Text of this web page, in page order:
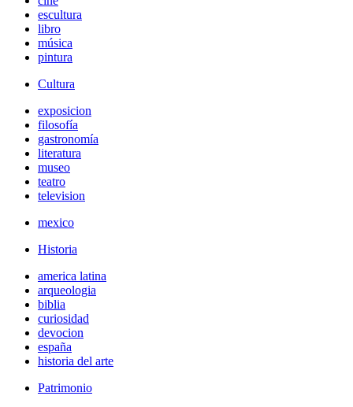
escultura
libro
música
pintura
Cultura
exposicion
filosofía
gastronomía
literatura
museo
teatro
television
mexico
Historia
america latina
arqueologia
biblia
curiosidad
devocion
españa
historia del arte
Patrimonio